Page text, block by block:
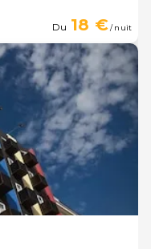
Du 18 €/ nuit